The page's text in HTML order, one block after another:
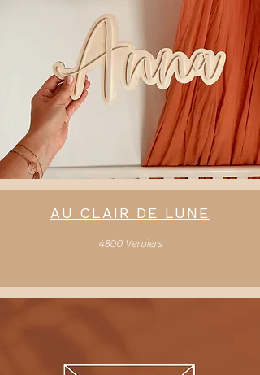
AU CLAIR DE LUNE
4800 Verviers